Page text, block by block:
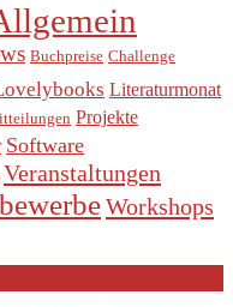
Buchpreise Challenge
Literaturmonat
Projekte
Software
Veranstaltungen
Workshops